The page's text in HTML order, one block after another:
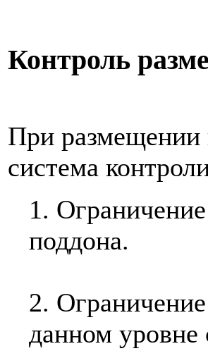
Контроль
При размещении
система
1.
поддона.
2.
данном уровне